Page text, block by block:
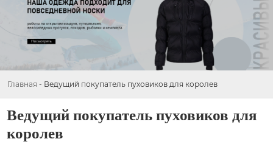
Главная - Ведущий покупатель пуховиков для королев
Ведущий покупатель пуховиков для
королев